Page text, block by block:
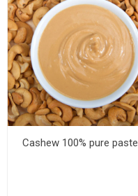
Cashew 100% pure paste